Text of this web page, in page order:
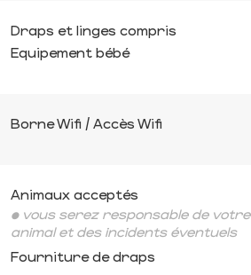
Draps et linges compris
Equipement bébé
Borne Wifi / Accès Wifi
Animaux acceptés
• vous serez responsable de votre
animal et des incidents éventuels
Fourniture de draps